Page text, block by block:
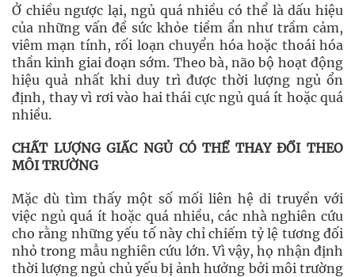
Ở chiều ngược lại, ngủ quá nhiều có thể là dấu hiệu
của những vấn đề sức khỏe tiềm ẩn như trầm cảm,
viêm mạn tính, rối loạn chuyển hóa hoặc thoái hóa
thần kinh giai đoạn sớm. Theo bà, não bộ hoạt động
hiệu quả nhất khi duy trì được thời lượng ngủ ổn
định, thay vì rơi vào hai thái cực ngủ quá ít hoặc quá
nhiều.
CHẤT LƯỢNG GIẤC NGỦ CÓ THỂ THAY ĐỔI THEO
MÔI TRƯỜNG
Mặc dù tìm thấy một số mối liên hệ di truyền với
việc ngủ quá ít hoặc quá nhiều, các nhà nghiên cứu
cho rằng những yếu tố này chỉ chiếm tỷ lệ tương đối
nhỏ trong mẫu nghiên cứu lớn. Vì vậy, họ nhận định
thời lượng ngủ chủ yếu bị ảnh hưởng bởi môi trường